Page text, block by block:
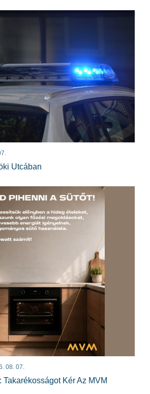
Utcában
08. 07.
Takarékosságot Kér Az MVM